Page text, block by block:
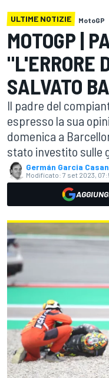
ULTIME NOTIZIE MotoGP
MOTOGP |
"L'ERRORE
SALVATO
Il padre del
espresso la sua
domenica a
stato investito sulle
Germán Garcia
Modificato: 7 set 2023,